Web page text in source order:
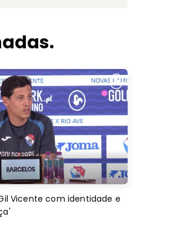
Vicente com identidade e